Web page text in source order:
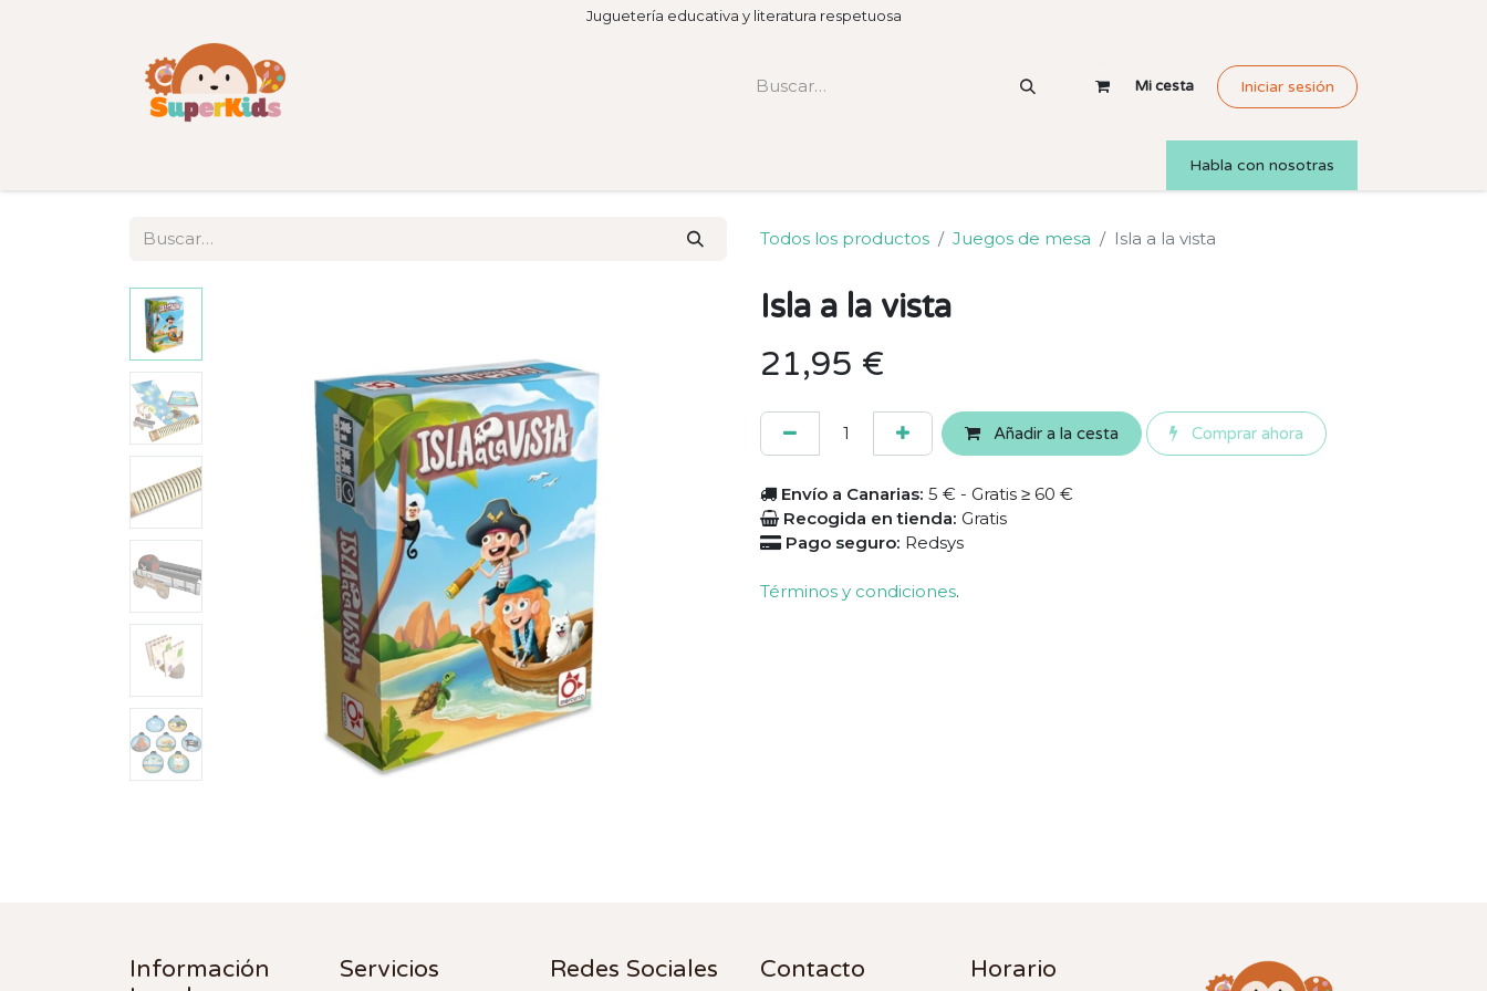
Juguetería educativa y literatura respetuosa
Mi cesta Iniciar sesión
Habla con nosotras
Todos los productos Juegos de mesa Isla a la vista
Isla a la vista
21,95 €
Añadir a la cesta Comprar ahora
Envío a Canarias: 5 € - Gratis ≥ 60 €
Recogida en tienda: Gratis
Pago seguro: Redsys
Términos y condiciones.
Información
Servicios Redes Sociales Contacto Horario